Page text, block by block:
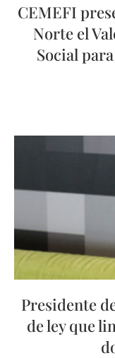
CEMEFI
Norte el
Social
Presidente
de ley que